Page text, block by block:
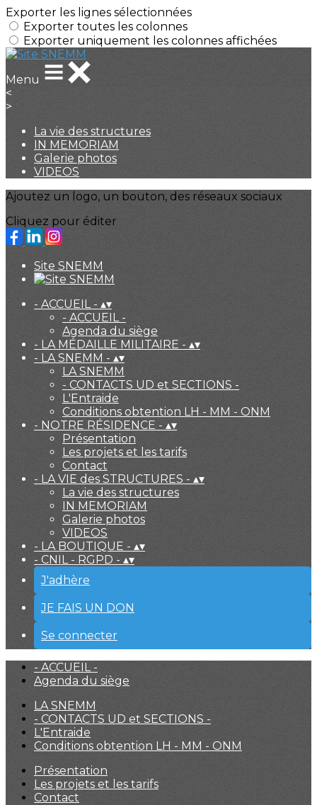
Exporter les lignes sélectionnées
Exporter toutes les colonnes
Exporter uniquement les colonnes affichées
Menu
<
>
La vie des structures
IN MEMORIAM
Galerie photos
VIDEOS
Ajoutez un logo, un bouton, des réseaux sociaux
Cliquez pour éditer
Site SNEMM
- ACCUEIL - ▴▾
- ACCUEIL -
Agenda du siège
- LA MÉDAILLE MILITAIRE - ▴▾
- LA SNEMM - ▴▾
LA SNEMM
- CONTACTS UD et SECTIONS -
L'Entraide
Conditions obtention LH - MM - ONM
- NOTRE RÉSIDENCE - ▴▾
Présentation
Les projets et les tarifs
Contact
- LA VIE des STRUCTURES - ▴▾
La vie des structures
IN MEMORIAM
Galerie photos
VIDEOS
- LA BOUTIQUE - ▴▾
- CNIL - RGPD - ▴▾
J'adhère
JE FAIS UN DON
Se connecter
- ACCUEIL -
Agenda du siège
LA SNEMM
- CONTACTS UD et SECTIONS -
L'Entraide
Conditions obtention LH - MM - ONM
Présentation
Les projets et les tarifs
Contact